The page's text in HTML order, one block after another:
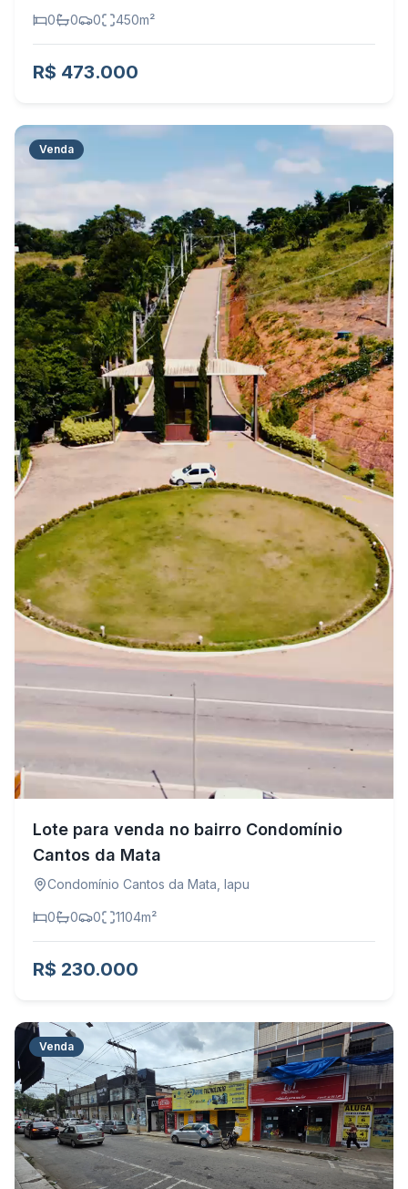
0 0 0 450m²
R$ 473.000
Venda
Lote para venda no bairro Condomínio
Cantos da Mata
Condomínio Cantos da Mata Iapu
0 0 0 1104m²
R$ 230.000
Venda